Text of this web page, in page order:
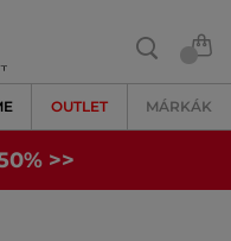
OUTLET MÁRKÁK
>>